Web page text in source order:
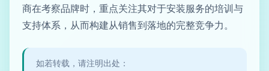
商在考察品牌时，重点关注其对于安装服务的培训与
支持体系，从而构建从销售到落地的完整竞争力。
如若转载，请注明出处：